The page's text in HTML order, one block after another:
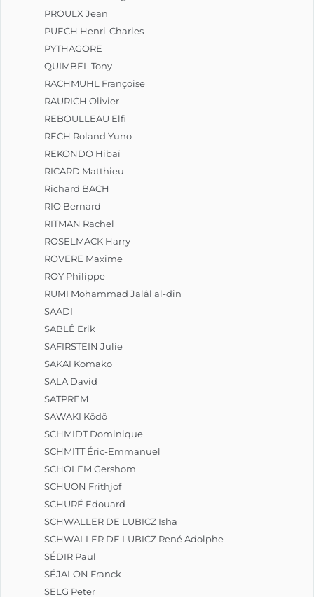
PROULX Jean
PUECH Henri-Charles
PYTHAGORE
QUIMBEL Tony
RACHMUHL Françoise
RAURICH Olivier
REBOULLEAU Elfi
RECH Roland Yuno
REKONDO Hibaï
RICARD Matthieu
Richard BACH
RIO Bernard
RITMAN Rachel
ROSELMACK Harry
ROVERE Maxime
ROY Philippe
RUMI Mohammad Jalâl al-dîn
SAADI
SABLÉ Erik
SAFIRSTEIN Julie
SAKAI Komako
SALA David
SATPREM
SAWAKI Kôdô
SCHMIDT Dominique
SCHMITT Éric-Emmanuel
SCHOLEM Gershom
SCHUON Frithjof
SCHURÉ Edouard
SCHWALLER DE LUBICZ Isha
SCHWALLER DE LUBICZ René Adolphe
SÉDIR Paul
SÉJALON Franck
SELG Peter